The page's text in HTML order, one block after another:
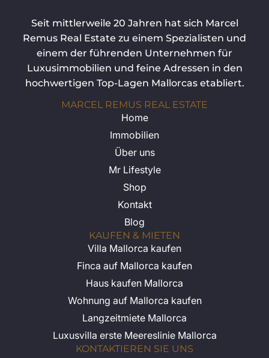
Seit mittlerweile 20 Jahren hat sich Marcel
Remus Real Estate zu einem Spezialisten und
einem der führenden Unternehmen für
Luxusimmobilien und feine Adressen in den
hochwertigen Top-Lagen Mallorcas etabliert.
MARCEL REMUS REAL ESTATE
Home
Immobilien
Über uns
Mr Lifestyle
Shop
Kontakt
Blog
KAUFEN & MIETEN
Villa Mallorca kaufen
Finca auf Mallorca kaufen
Haus kaufen Mallorca
Wohnung auf Mallorca kaufen
Langzeitmiete Mallorca
Luxusvilla erste Meereslinie Mallorca
KONTAKTIEREN SIE UNS